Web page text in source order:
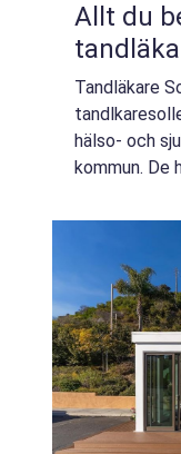
Allt du
Tandläkare
hälso- och
kommun. De
hjälpa till